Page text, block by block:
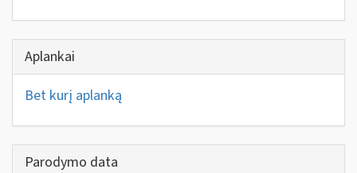
Aplankai
Bet kurį aplanką
Parodymo data